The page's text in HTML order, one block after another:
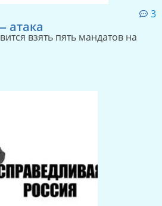
3
атака
взять пять мандатов на